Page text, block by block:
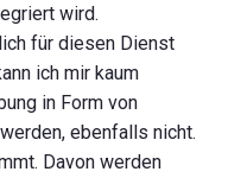
wird.
für diesen Dienst
ich mir kaum
in Form von
ebenfalls nicht.
Davon werden